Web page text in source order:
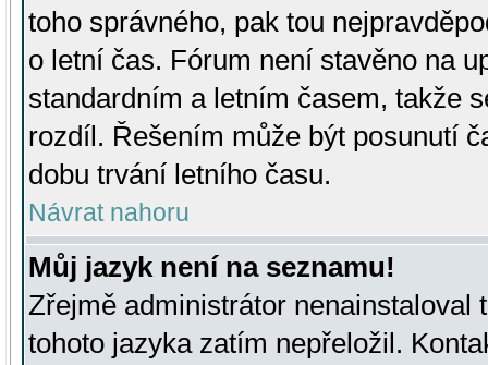
toho správného, pak tou
o letní čas. Fórum není stavěno na
standardním a letním časem, takže
rozdíl. Řešením může být posunutí
dobu trvání letního času.
Návrat nahoru
Můj jazyk není na seznamu!
Zřejmě administrátor nenainstaloval
tohoto jazyka zatím nepřeložil.